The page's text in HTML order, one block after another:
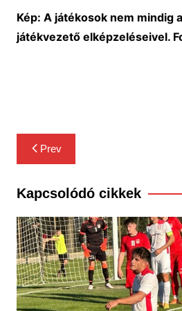
Kép: A játékosok nem mindig
játékvezető elképzeléseivel.
Bejegyzés
navigáció
Prev
Kapcsolódó cikkek